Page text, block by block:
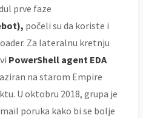
prve faze
počeli su da koriste i
Za lateralnu kretnju
PowerShell agent EDA
na starom Empire
U oktobru 2018, grupa je
poruka kako bi se bolje